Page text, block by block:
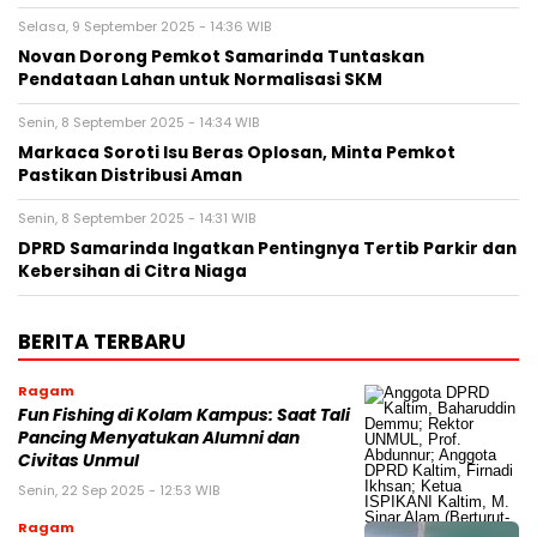
Selasa, 9 September 2025 - 14:36 WIB
Novan Dorong Pemkot Samarinda Tuntaskan
Pendataan Lahan untuk Normalisasi SKM
Senin, 8 September 2025 - 14:34 WIB
Markaca Soroti Isu Beras Oplosan, Minta Pemkot
Pastikan Distribusi Aman
Senin, 8 September 2025 - 14:31 WIB
DPRD Samarinda Ingatkan Pentingnya Tertib Parkir dan
Kebersihan di Citra Niaga
BERITA TERBARU
Ragam
Fun Fishing di Kolam Kampus: Saat Tali
Pancing Menyatukan Alumni dan
Civitas Unmul
Senin, 22 Sep 2025 - 12:53 WIB
Ragam